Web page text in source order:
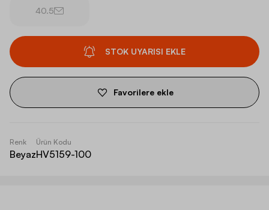
40.5
STOK UYARISI EKLE
Favorilere ekle
Renk
Beyaz
Ürün Kodu
HV5159-100